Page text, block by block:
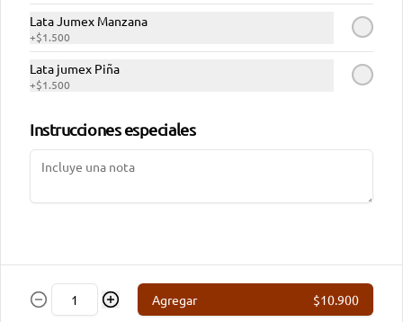
Redes sociales
Instagram
Facebook
Mi cuenta
Iniciar sesión
Lata Jumex Manzana
+$1.500
Lata jumex Piña
+$1.500
Instrucciones especiales
Agregar $10.900